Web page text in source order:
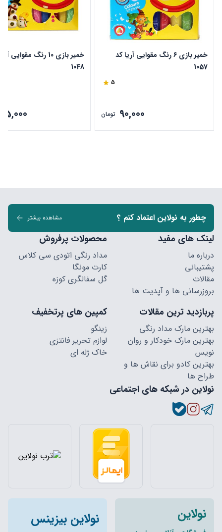
خمیر بازی 6 رنگ مقوایی آریا کد
1057
5
90,000 تومان
خمیر بازی 10 رنگ مقوایی
1048
چطور به نولاین اعتماد کنم ؟ مشاهده بیشتر
لینک های مفید
درباره ما
پشتیبانی
مقالات
بروزرسانی ها و آپدیت ها
محصولات پرفروش
مداد رنگی اتودی سی کلاس
کارت مونگا
گل سفالگری کوزه
پربازدید ترین مقالات
بهترین مارک مداد رنگی
بهترین مارک خودکار و روان
نویس
بهترین کادو برای نقاش ها و
طراح ها
کمپین های پرتخفیف
زینگو
لوازم تحریر فانتزی
خاک ژله ای
نولاین در شبکه های اجتماعی
نولاین نولاین بیزینس